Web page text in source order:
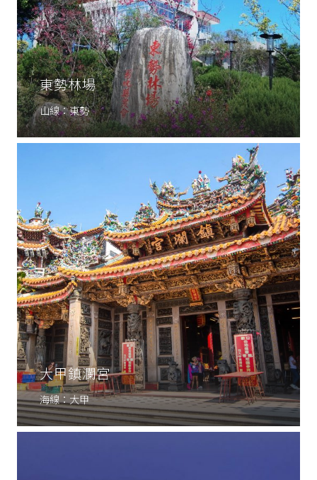
東勢林場
山線：東勢
大甲鎮瀾宮
海線：大甲